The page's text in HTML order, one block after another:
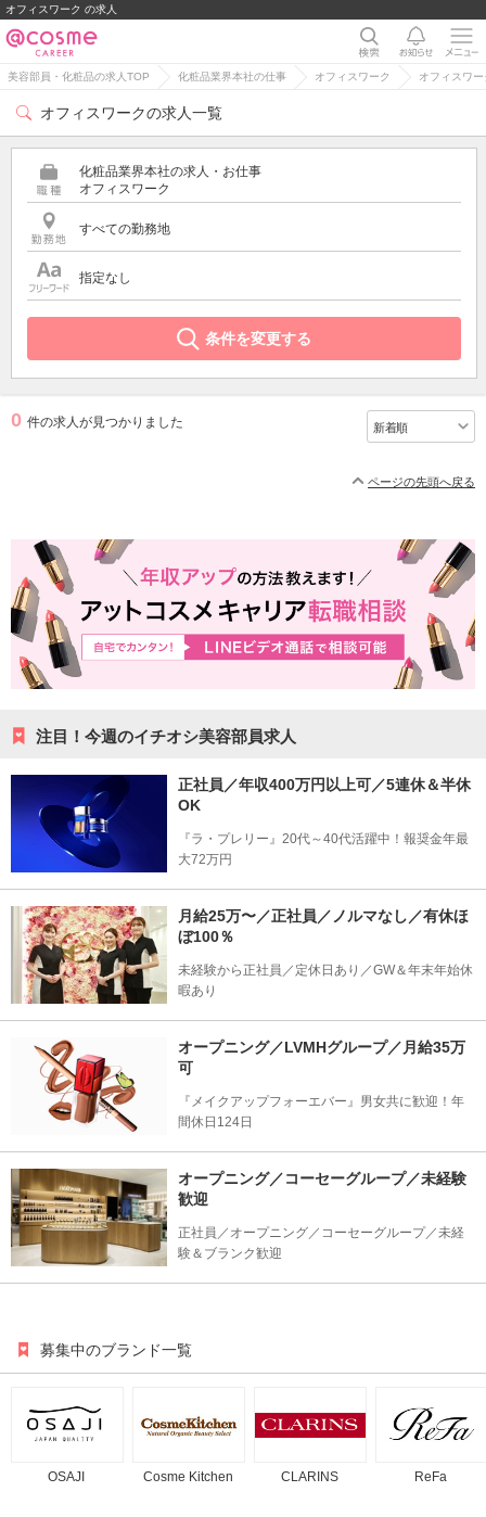
オフィスワーク の求人
美容部員・化粧品の求人TOP 化粧品業界本社の仕事 オフィスワーク オフィスワ
オフィスワークの求人一覧
化粧品業界本社の求人・お仕事
オフィスワーク
すべての勤務地
指定なし
条件を変更する
0 件の求人が見つかりました
ページの先頭へ戻る
注目！今週のイチオシ美容部員求人
正社員／年収400万円以上可／5連休＆半休
OK
『ラ・プレリー』20代～40代活躍中！報奨金年最
大72万円
月給25万〜／正社員／ノルマなし／有休ほ
ぼ100％
未経験から正社員／定休日あり／GW＆年末年始休
暇あり
オープニング／LVMHグループ／月給35万
可
『メイクアップフォーエバー』男女共に歓迎！年
間休日124日
オープニング／コーセーグループ／未経験
歓迎
正社員／オープニング／コーセーグループ／未経
験＆ブランク歓迎
募集中のブランド一覧
OSAJI Cosme Kitchen CLARINS ReFa